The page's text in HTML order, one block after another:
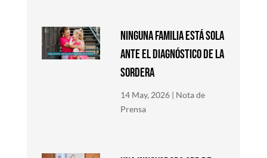
NINGUNA FAMILIA ESTÁ SOLA
ANTE EL DIAGNÓSTICO DE LA
SORDERA
14 May, 2026 | Nota de
Prensa